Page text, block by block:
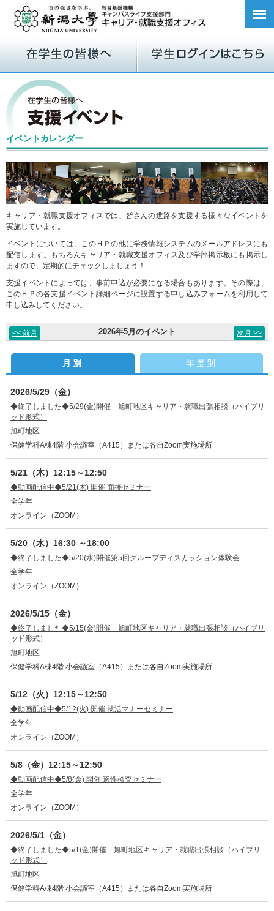
イベントカレンダー
キャリア・就職支援オフィスでは、皆さんの進路を支援する様々なイベントを
実施しています。
イベントについては、このＨＰの他に学務情報システムのメールアドレスにも
配信します。もちろんキャリア・就職支援オフィス及び学部掲示板にも掲示し
ますので、定期的にチェックしましょう！
支援イベントによっては、事前申込が必要になる場合もあります。その際は、
このＨＰの各支援イベント詳細ページに設置する申し込みフォームを利用して
申し込みしてください。
<< 前月 2026年5月のイベント 次月 >>
月別 年度別
2026/5/29（金）
◆終了しました◆5/29(金)開催 旭町地区キャリア・就職出張相談（ハイブリ
ッド形式）
旭町地区
保健学科A棟4階 小会議室（A415）または各自Zoom実施場所
5/21（木）12:15～12:50
◆動画配信中◆5/21(木) 開催 面接セミナー
全学年
オンライン（ZOOM）
5/20（水）16:30 ～18:00
◆終了しました◆5/20(水)開催第5回グループディスカッション体験会
全学年
オンライン（ZOOM）
2026/5/15（金）
◆終了しました◆5/15(金)開催 旭町地区キャリア・就職出張相談（ハイブリ
ッド形式）
旭町地区
保健学科A棟4階 小会議室（A415）または各自Zoom実施場所
5/12（火）12:15～12:50
◆動画配信中◆5/12(火) 開催 就活マナーセミナー
全学年
オンライン（ZOOM）
5/8（金）12:15～12:50
◆動画配信中◆5/8(金) 開催 適性検査セミナー
全学年
オンライン（ZOOM）
2026/5/1（金）
◆終了しました◆5/1(金)開催 旭町地区キャリア・就職出張相談（ハイブリ
ッド形式）
旭町地区
保健学科A棟4階 小会議室（A415）または各自Zoom実施場所